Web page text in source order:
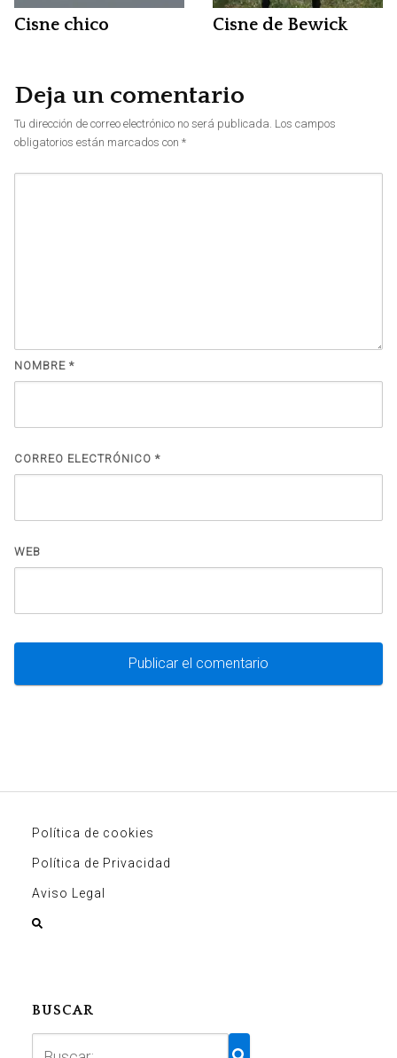
Cisne chico Cisne de Bewick
Deja un comentario
Tu dirección de correo electrónico no será publicada. Los campos
obligatorios están marcados con *
NOMBRE *
CORREO ELECTRÓNICO *
WEB
Política de cookies
Política de Privacidad
Aviso Legal
BUSCAR